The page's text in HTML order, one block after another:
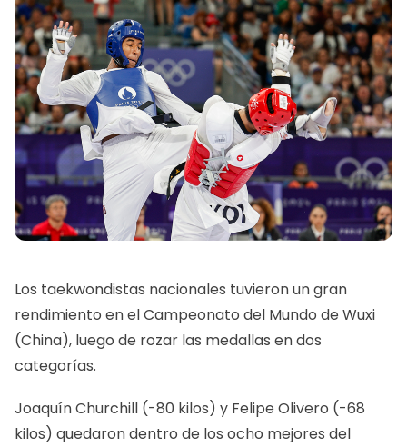
Los taekwondistas nacionales tuvieron un gran
rendimiento en el Campeonato del Mundo de Wuxi
(China), luego de rozar las medallas en dos
categorías.
Joaquín Churchill (-80 kilos) y Felipe Olivero (-68
kilos) quedaron dentro de los ocho mejores del